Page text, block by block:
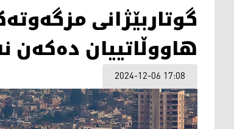
گوتاربێژانی
هاووڵاتییان دەکەن
2024-12-06 17:08